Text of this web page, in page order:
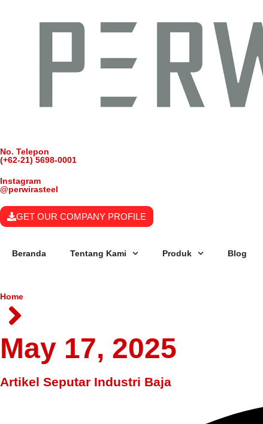
No. Telepon
(+62-21) 5698-0001
Instagram
@perwirasteel
GET OUR COMPANY PROFILE
Beranda Tentang Kami Produk Blog
Home
May 17, 2025
Artikel Seputar Industri Baja